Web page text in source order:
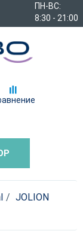
ПН-ВС:
8:30 - 21:00
JOLION